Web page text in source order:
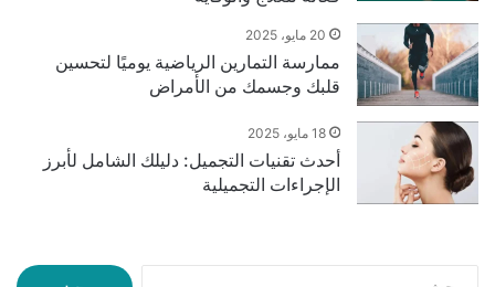
20 مايو، 2025
ممارسة التمارين الرياضية يوميًا لتحسين
قلبك وجسمك من الأمراض
18 مايو، 2025
أحدث تقنيات التجميل: دليلك الشامل لأبرز
الإجراءات التجميلية
البحث